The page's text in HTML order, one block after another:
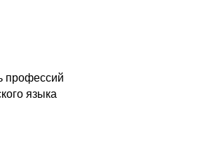
профессий
языка